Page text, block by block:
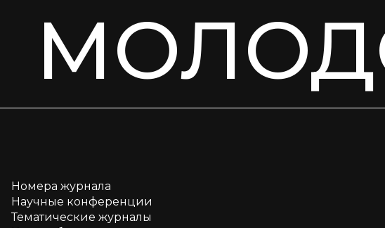
Номера журнала
Научные конференции
Тематические журналы